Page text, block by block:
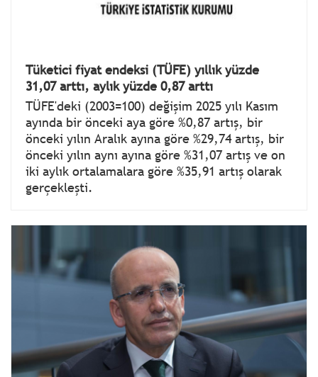
Tüketici fiyat endeksi (TÜFE) yıllık yüzde
31,07 arttı, aylık yüzde 0,87 arttı
TÜFE'deki (2003=100) değişim 2025 yılı Kasım
ayında bir önceki aya göre %0,87 artış, bir
önceki yılın Aralık ayına göre %29,74 artış, bir
önceki yılın aynı ayına göre %31,07 artış ve on
iki aylık ortalamalara göre %35,91 artış olarak
gerçekleşti.